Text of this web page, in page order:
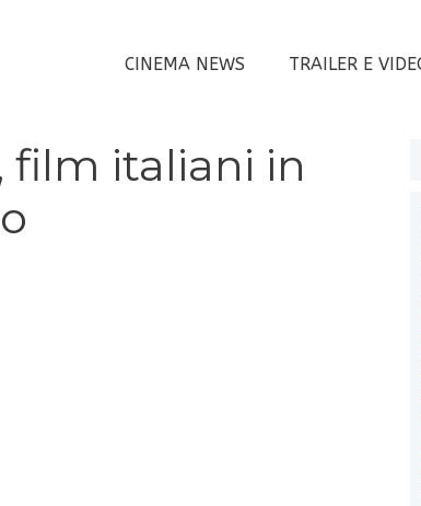
CINEMA NEWS TRAILER E
film italiani in